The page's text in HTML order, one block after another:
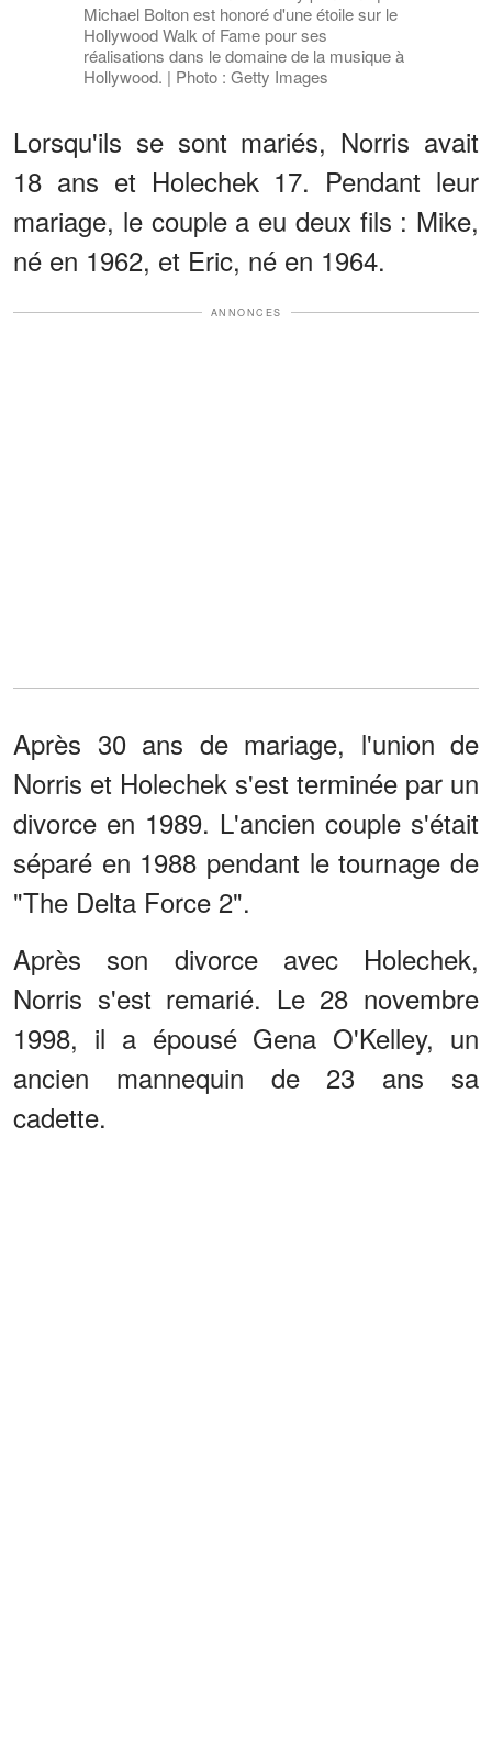
Michael Bolton est honoré d'une étoile sur le
Hollywood Walk of Fame pour ses
réalisations dans le domaine de la musique à
Hollywood. | Photo : Getty Images
Lorsqu'ils se sont mariés, Norris avait
18 ans et Holechek 17. Pendant leur
mariage, le couple a eu deux fils : Mike,
né en 1962, et Eric, né en 1964.
ANNONCES
Après 30 ans de mariage, l'union de
Norris et Holechek s'est terminée par un
divorce en 1989. L'ancien couple s'était
séparé en 1988 pendant le tournage de
"The Delta Force 2".
Après son divorce avec Holechek,
Norris s'est remarié. Le 28 novembre
1998, il a épousé Gena O'Kelley, un
ancien mannequin de 23 ans sa
cadette.